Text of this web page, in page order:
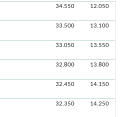
34.550 12.050
33.500 13.100
33.050 13.550
32.800 13.800
32.450 14.150
32.350 14.250